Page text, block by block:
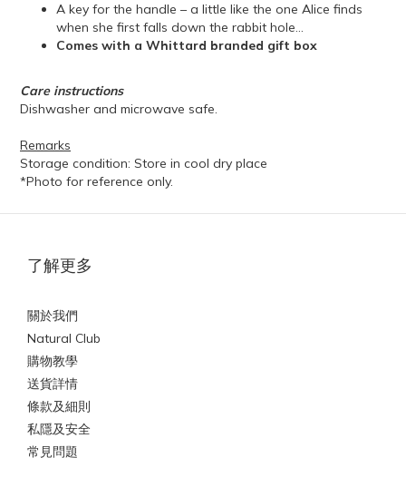
A key for the handle – a little like the one Alice finds
when she first falls down the rabbit hole…
Comes with a Whittard branded gift box
Care instructions
Dishwasher and microwave safe.
Remarks
Storage condition: Store in cool dry place
*Photo for reference only.
了解更多
關於我們
Natural Club
購物教學
送貨詳情
條款及細則
私隱及安全
常見問題